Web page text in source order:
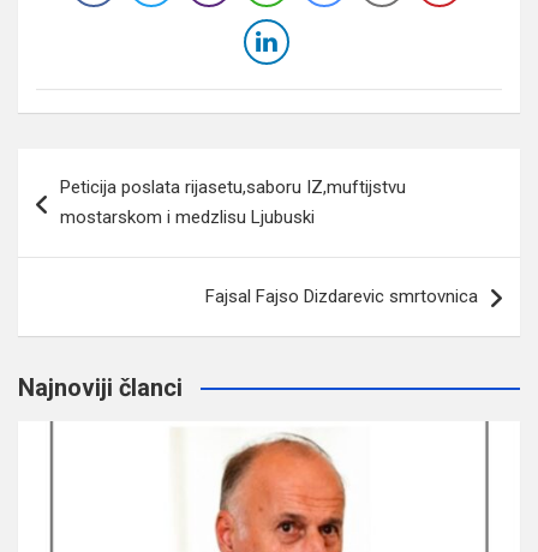
članaka
Peticija poslata rijasetu,saboru IZ,muftijstvu
mostarskom i medzlisu Ljubuski
Fajsal Fajso Dizdarevic smrtovnica
Najnoviji članci